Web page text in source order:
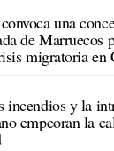
una
de Marruecos
migratoria en
incendios y la
empeoran la